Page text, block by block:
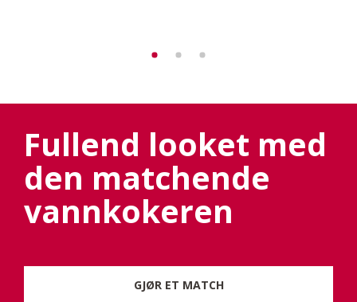
Fullend looket med
den matchende
vannkokeren
GJØR ET MATCH